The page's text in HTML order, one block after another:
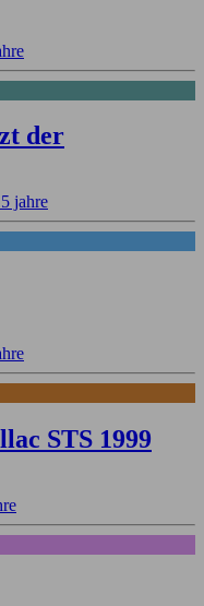
der
jahre
STS 1999